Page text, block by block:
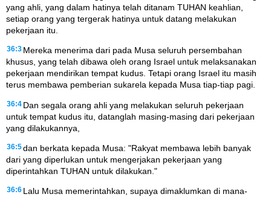
yang ahli, yang dalam hatinya telah ditanam TUHAN keahlian,
setiap orang yang tergerak hatinya untuk datang melakukan
pekerjaan itu.
36:3 Mereka menerima dari pada Musa seluruh persembahan
khusus, yang telah dibawa oleh orang Israel untuk melaksanakan
pekerjaan mendirikan tempat kudus. Tetapi orang Israel itu masih
terus membawa pemberian sukarela kepada Musa tiap-tiap pagi.
36:4 Dan segala orang ahli yang melakukan seluruh pekerjaan
untuk tempat kudus itu, datanglah masing-masing dari pekerjaan
yang dilakukannya,
36:5dan berkata kepada Musa: "Rakyat membawa lebih banyak
dari yang diperlukan untuk mengerjakan pekerjaan yang
diperintahkan TUHAN untuk dilakukan."
36:6 Lalu Musa memerintahkan, supaya dimaklumkan di mana-